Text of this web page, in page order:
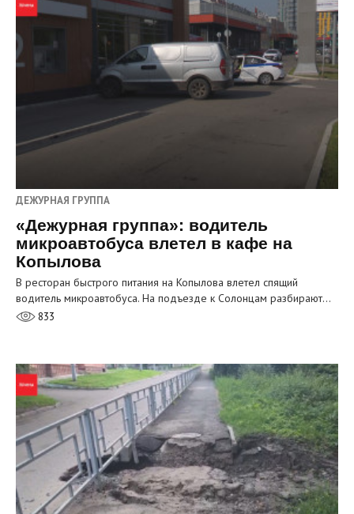
ДЕЖУРНАЯ ГРУППА
«Дежурная группа»: водитель
микроавтобуса влетел в кафе на
Копылова
В ресторан быстрого питания на Копылова влетел спящий
водитель микроавтобуса. На подъезде к Солонцам разбирают…
833